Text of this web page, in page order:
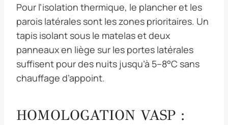
Pour l’isolation thermique, le plancher et les
parois latérales sont les zones prioritaires. Un
tapis isolant sous le matelas et deux
panneaux en liège sur les portes latérales
suffisent pour des nuits jusqu’à 5–8°C sans
chauffage d’appoint.
HOMOLOGATION VASP :